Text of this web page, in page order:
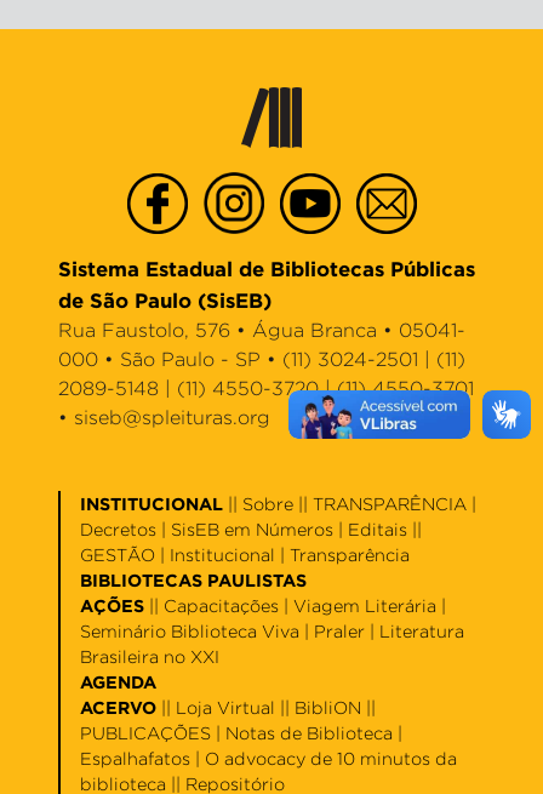
Sistema Estadual de Bibliotecas Públicas
de São Paulo (SisEB)
Rua Faustolo, 576 • Água Branca • 05041-
000 • São Paulo - SP • (11) 3024-2501 | (11)
2089-5148 | (11) 4550-3720 | (11) 4550-3701
• siseb@spleituras.org
INSTITUCIONAL Sobre || TRANSPARÊNCIA |
Decretos
SisEB em Números Editais
GESTÃO | Institucional
Transparência
BIBLIOTECAS PAULISTAS
AÇÕES
Capacitações Viagem Literária
Seminário Biblioteca Viva
Praler
Literatura
Brasileira no XXI
AGENDA
ACERVO
Loja Virtual BibliON
PUBLICAÇÕES | Notas de Biblioteca
Espalhafatos
O advocacy de 10 minutos da
biblioteca
Repositório